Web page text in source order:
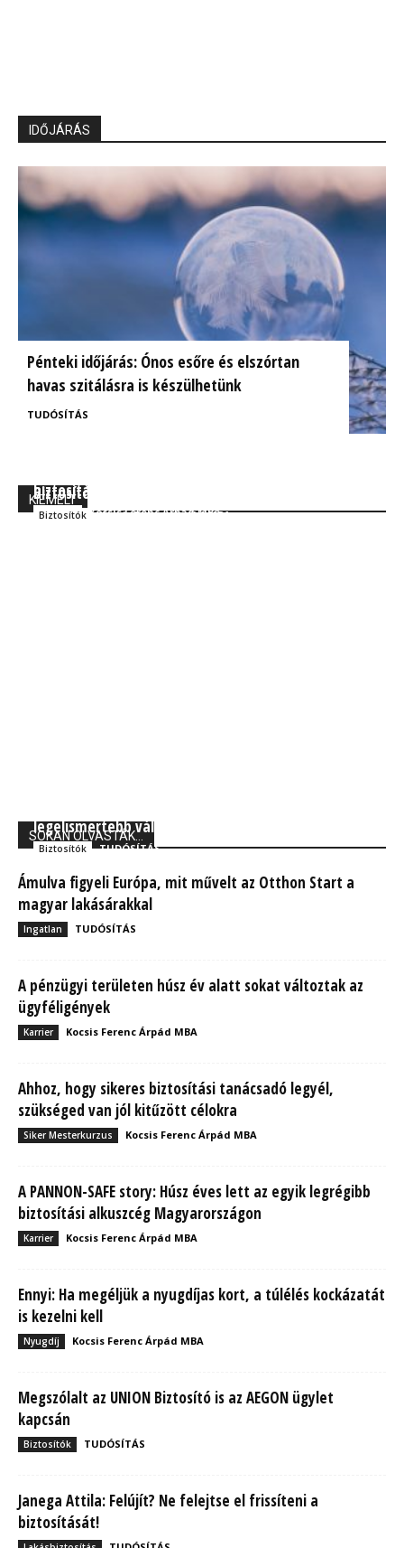
IDŐJÁRÁS
Pénteki időjárás: Ónos esőre és elszórtan
havas szitálásra is készülhetünk
TUDÓSÍTÁS
KIEMELT
biztosítás jövője!
Szakmai Kocsis Ferenc Árpád MBA
Biztosítónál
Biztosítók Kocsis Ferenc Árpád MBA
SOKAN OLVASTÁK...
legelismertebb vállalata között
Biztosítók TUDÓSÍTÁS
Ámulva figyeli Európa, mit művelt az Otthon Start a
magyar lakásárakkal
Ingatlan TUDÓSÍTÁS
A pénzügyi területen húsz év alatt sokat változtak az
ügyféligények
Karrier Kocsis Ferenc Árpád MBA
Ahhoz, hogy sikeres biztosítási tanácsadó legyél,
szükséged van jól kitűzött célokra
Siker Mesterkurzus Kocsis Ferenc Árpád MBA
A PANNON-SAFE story: Húsz éves lett az egyik legrégibb
biztosítási alkuszcég Magyarországon
Karrier Kocsis Ferenc Árpád MBA
Ennyi: Ha megéljük a nyugdíjas kort, a túlélés kockázatát
is kezelni kell
Nyugdíj Kocsis Ferenc Árpád MBA
Megszólalt az UNION Biztosító is az AEGON ügylet
kapcsán
Biztosítók TUDÓSÍTÁS
Janega Attila: Felújít? Ne felejtse el frissíteni a
biztosítását!